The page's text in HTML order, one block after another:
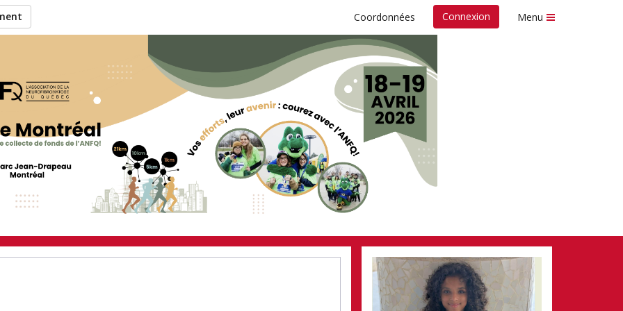
Coordonnées Connexion Menu
Nicole à recueillir des fonds
à l’événement 21K Nespresso de
Montréal 2026